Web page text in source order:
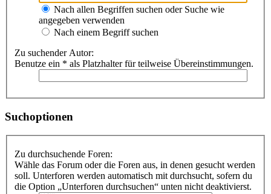
Nach allen Begriffen suchen oder Suche wie
angegeben verwenden
Nach einem Begriff suchen
Zu suchender Autor:
Benutze ein * als Platzhalter für teilweise Übereinstimmungen.
Suchoptionen
Zu durchsuchende Foren:
Wähle das Forum oder die Foren aus, in denen gesucht werden
soll. Unterforen werden automatisch mit durchsucht, sofern du
die Option „Unterforen durchsuchen“ unten nicht deaktivierst.